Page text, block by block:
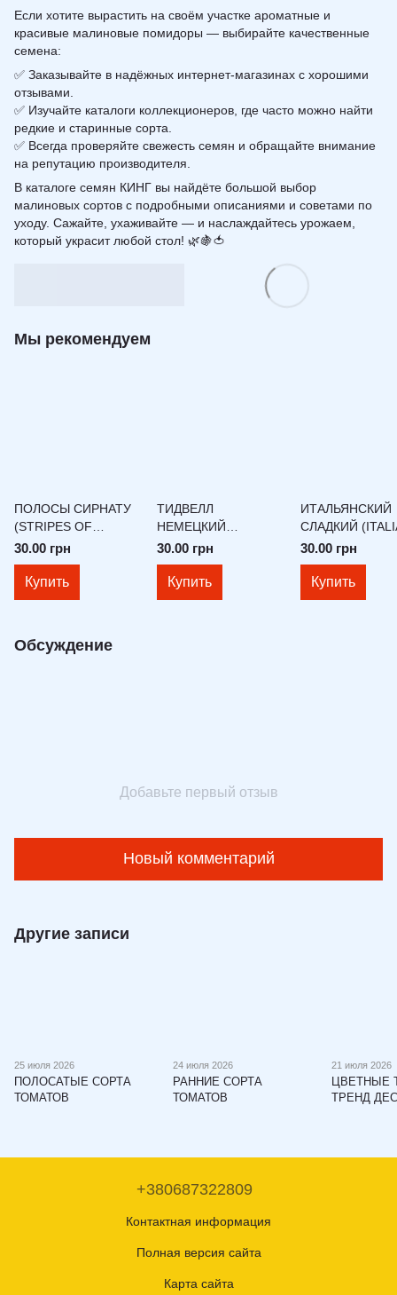
Если хотите вырастить на своём участке ароматные и
красивые малиновые помидоры — выбирайте качественные
семена:
✅ Заказывайте в надёжных интернет-магазинах с хорошими
отзывами.
✅ Изучайте каталоги коллекционеров, где часто можно найти
редкие и старинные сорта.
✅ Всегда проверяйте свежесть семян и обращайте внимание
на репутацию производителя.
В каталоге семян КИНГ вы найдёте большой выбор
малиновых сортов с подробными описаниями и советами по
уходу. Сажайте, ухаживайте — и наслаждайтесь урожаем,
который украсит любой стол! 🌿🍇🍅
Мы рекомендуем
ПОЛОСЫ СИРНАТУ
(STRIPES OF
SYRNATH)
30.00 грн
Купить
ТИДВЕЛЛ
НЕМЕЦКИЙ
(TIDWELL GERMAN)
30.00 грн
Купить
ИТАЛЬЯНСКИЙ
СЛАДКИЙ
SWEET)
30.00 грн
Купить
Обсуждение
Добавьте первый отзыв
Новый комментарий
Другие записи
25 июля 2026
ПОЛОСАТЫЕ СОРТА
ТОМАТОВ
24 июля 2026
РАННИЕ СОРТА
ТОМАТОВ
21 июля 2026
ЦВЕТНЫЕ
ТРЕНД
+380687322809
Контактная информация
Полная версия сайта
Карта сайта